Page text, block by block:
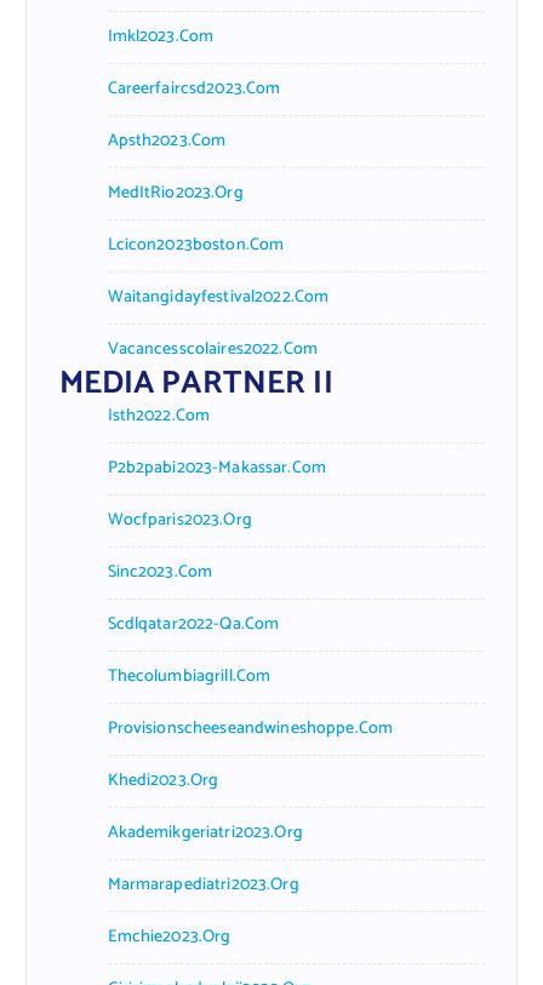
Imkl2023.com
Careerfaircsd2023.com
Apsth2023.com
MedItRio2023.org
Lcicon2023boston.com
Waitangidayfestival2022.com
Vacancesscolaires2022.com
MEDIA PARTNER II
Isth2022.com
P2b2pabi2023-Makassar.com
Wocfparis2023.org
Sinc2023.com
Scdlqatar2022-Qa.com
Thecolumbiagrill.com
Provisionscheeseandwineshoppe.com
Khedi2023.org
Akademikgeriatri2023.org
Marmarapediatri2023.org
Emchie2023.org